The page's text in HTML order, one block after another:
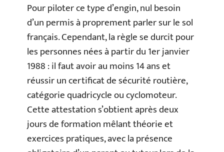
Pour piloter ce type d’engin, nul besoin
d’un permis à proprement parler sur le sol
français. Cependant, la règle se durcit pour
les personnes nées à partir du 1er janvier
1988 : il faut avoir au moins 14 ans et
réussir un certificat de sécurité routière,
catégorie quadricycle ou cyclomoteur.
Cette attestation s’obtient après deux
jours de formation mêlant théorie et
exercices pratiques, avec la présence